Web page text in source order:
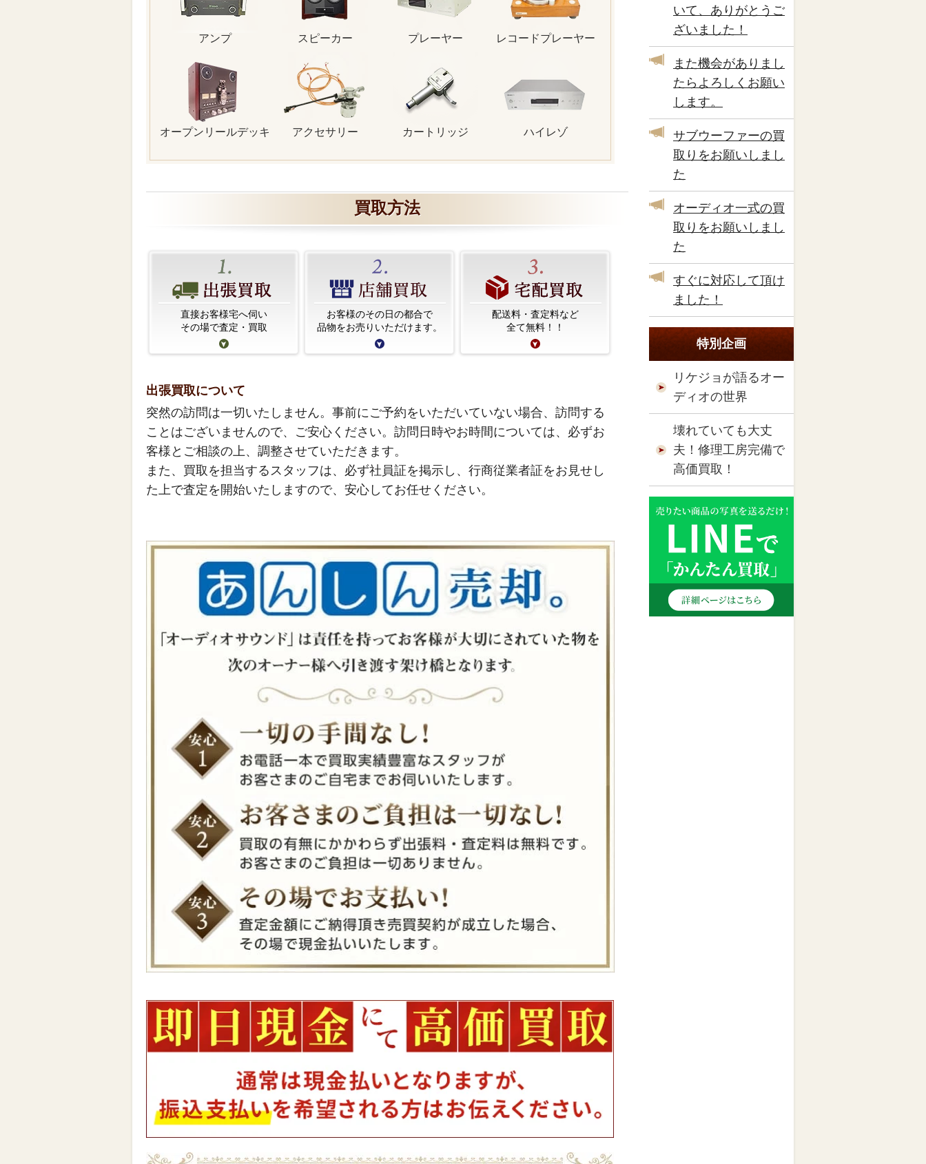
アンプ スピーカー プレーヤー レコードプレーヤー
オープンリールデッキ アクセサリー カートリッジ ハイレゾ
買取方法
直接お客様宅へ伺い
その場で査定・買取
お客様のその日の都合で
品物をお売りいただけます。
配送料・査定料など
全て無料！！
出張買取について
突然の訪問は一切いたしません。事前にご予約をいただいていない場合、訪問する
ことはございませんので、ご安心ください。訪問日時やお時間については、必ずお
客様とご相談の上、調整させていただきます。
また、買取を担当するスタッフは、必ず社員証を掲示し、行商従業者証をお見せし
た上で査定を開始いたしますので、安心してお任せください。
いて、ありがとうご
ざいました！
また機会がありまし
たらよろしくお願い
します。
サブウーファーの買
取りをお願いしまし
た
オーディオ一式の買
取りをお願いしまし
た
すぐに対応して頂け
ました！
特別企画
リケジョが語るオー
ディオの世界
壊れていても大丈
夫！修理工房完備で
高価買取！